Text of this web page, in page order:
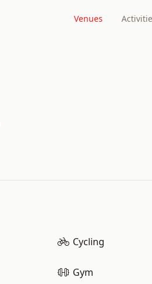
Venues
Cycling
Gym